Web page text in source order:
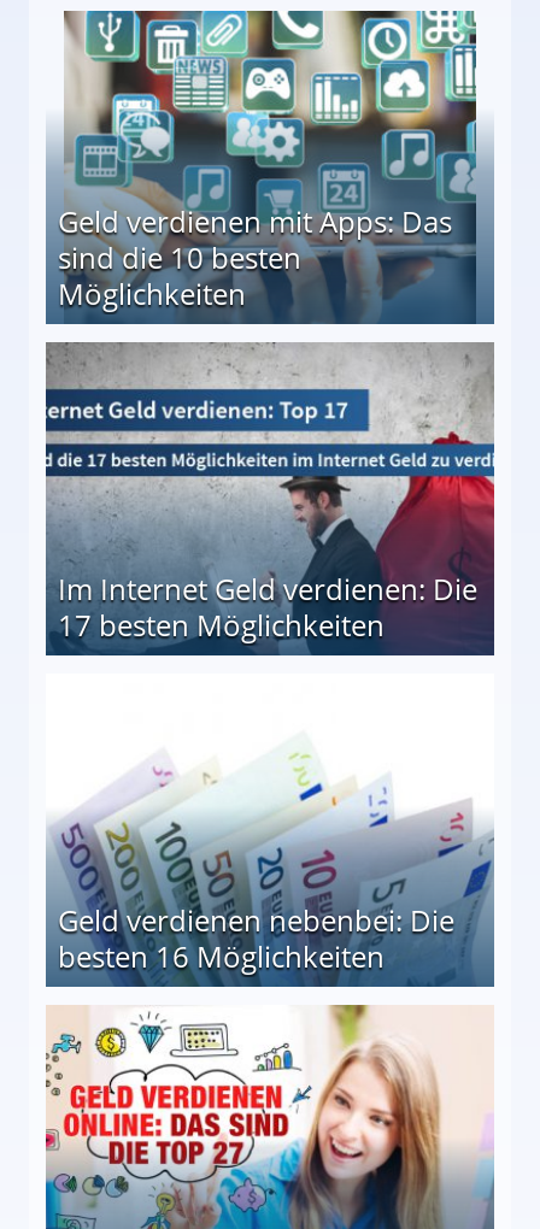
↻ Täglich neue Produkttests
Geld verdienen mit Apps: Das
sind die 10 besten
Möglichkeiten
besten Möglichkeiten
Im Internet Geld verdienen: Die
17 besten Möglichkeiten
Geld verdienen nebenbei: Die
besten 16 Möglichkeiten